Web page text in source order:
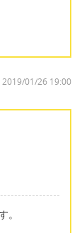
2019/01/26 19:00
。